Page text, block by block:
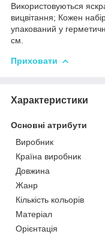
Використовуються
вицвітання; Кожен
упакований у
см.
Приховати
Характеристики
Основні атрибути
Виробник
Країна виробник
Довжина
Жанр
Кількість кольорів
Матеріал
Орієнтація